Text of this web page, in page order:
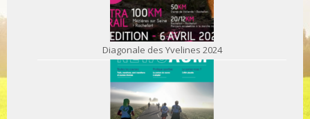
Diagonale des Yvelines 2024